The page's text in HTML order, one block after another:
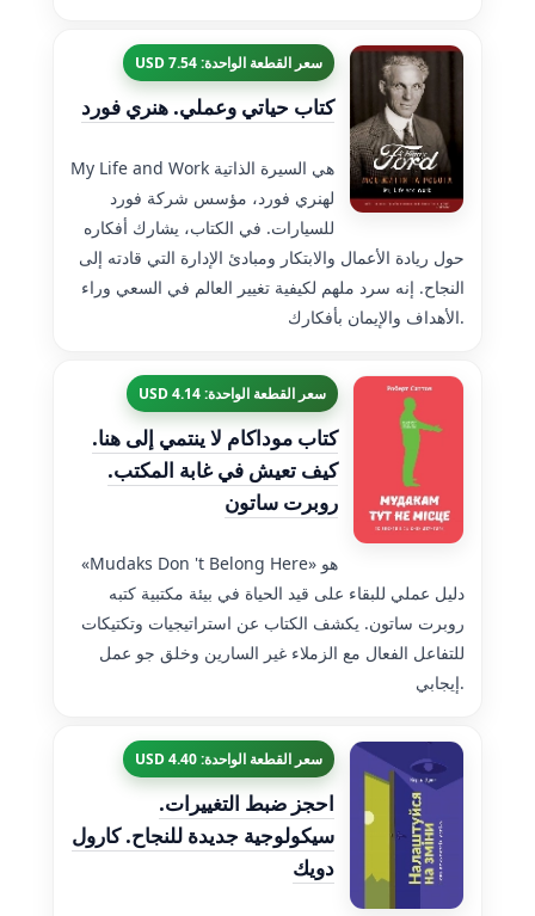
سعر القطعة الواحدة: 7.54 USD
كتاب حياتي وعملي. هنري فورد
My Life and Work هي السيرة الذاتية
لهنري فورد، مؤسس شركة فورد
للسيارات. في الكتاب، يشارك أفكاره
حول ريادة الأعمال والابتكار ومبادئ الإدارة التي قادته إلى
النجاح. إنه سرد ملهم لكيفية تغيير العالم في السعي وراء
الأهداف والإيمان بأفكارك.
سعر القطعة الواحدة: 4.14 USD
كتاب موداكام لا ينتمي إلى هنا.
كيف تعيش في غابة المكتب.
روبرت ساتون
«Mudaks Don 't Belong Here» هو
دليل عملي للبقاء على قيد الحياة في بيئة مكتبية كتبه
روبرت ساتون. يكشف الكتاب عن استراتيجيات وتكتيكات
للتفاعل الفعال مع الزملاء غير السارين وخلق جو عمل
إيجابي.
سعر القطعة الواحدة: 4.40 USD
احجز ضبط التغييرات.
سيكولوجية جديدة للنجاح. كارول
دويك